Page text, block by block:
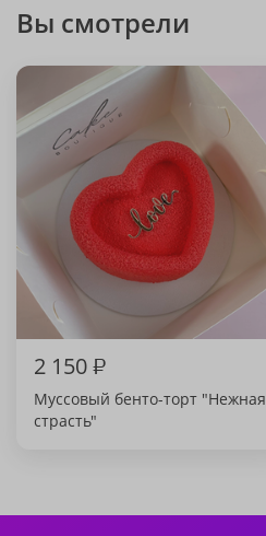
Вы смотрели
2 150₽
Муссовый бенто-торт "Нежная
страсть"